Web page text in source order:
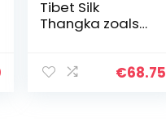
Tibet Silk
Thangka zoals
Fengshui
€68.75